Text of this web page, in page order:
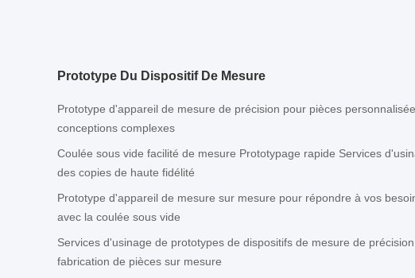
Prototype Du Dispositif De Mesure
Prototype d'appareil de mesure de précision pour pièces
conceptions complexes
Coulée sous vide facilité de mesure Prototypage rapide Services
des copies de haute fidélité
Prototype d'appareil de mesure sur mesure pour répondre à vos
avec la coulée sous vide
Services d'usinage de prototypes de dispositifs de mesure de
fabrication de pièces sur mesure